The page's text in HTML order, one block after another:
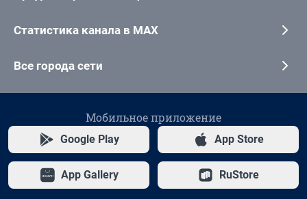
Статистика канала в MAX
Все города сети
Мобильное приложение
Google Play App Store
App Gallery RuStore